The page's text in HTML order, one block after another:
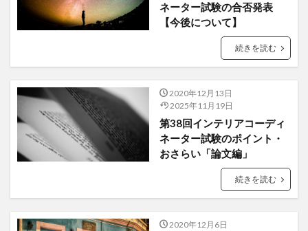
ネーター試験の合否発表
【今後について】
続きを読む
2020年12月13日
2025年11月19日
第38回インテリアコーディ
ネーター試験のポイント・
おさらい「論文編」
続きを読む
2020年12月6日